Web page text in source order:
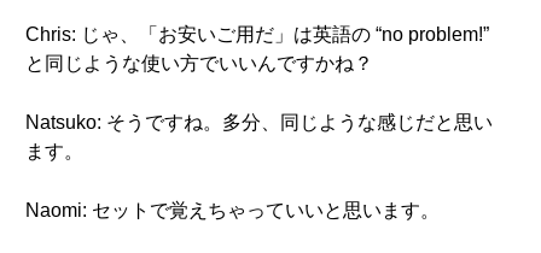
Chris: じゃ、「お安いご用だ」は英語の “no problem!”
と同じような使い方でいいんですかね？
Natsuko: そうですね。多分、同じような感じだと思い
ます。
Naomi: セットで覚えちゃっていいと思います。